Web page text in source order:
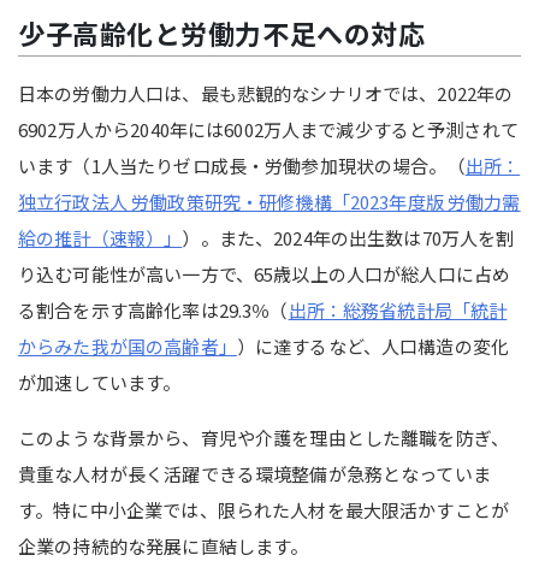
少子高齢化と労働力不足への対応
日本の労働力人口は、最も悲観的なシナリオでは、2022年の
6902万人から2040年には6002万人まで減少すると予測されて
います（1人当たりゼロ成長・労働参加現状の場合。（出所：
独立行政法人 労働政策研究・研修機構「2023年度版 労働力需
給の推計（速報）」 ）。また、2024年の出生数は70万人を割
り込む可能性が高い一方で、65歳以上の人口が総人口に占め
る割合を示す高齢化率は29.3％（出所：総務省統計局「統計
からみた我が国の高齢者」 ） に達するなど、人口構造の変化
が加速しています。
このような背景から、育児や介護を理由とした離職を防ぎ、
貴重な人材が長く活躍できる環境整備が急務となっていま
す。特に中小企業では、限られた人材を最大限活かすことが
企業の持続的な発展に直結します。